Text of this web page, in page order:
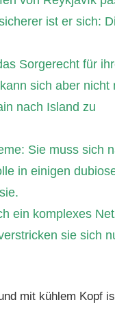
ist er sich:
Sorgerecht für
sich aber nicht
nach Island zu
Sie muss sich
in einigen
ein komplexes
sie sich
mit kühlem Kopf